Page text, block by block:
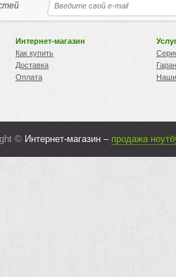
Интернет-магазин
Как купить
Доставка
Оплата
© Интернет-магазин – продажа